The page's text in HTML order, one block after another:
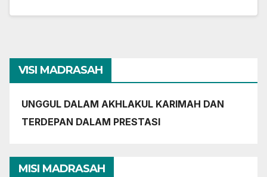
VISI MADRASAH
UNGGUL DALAM AKHLAKUL KARIMAH DAN
TERDEPAN DALAM PRESTASI
MISI MADRASAH